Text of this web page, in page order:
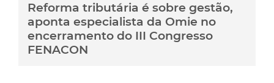
Reforma tributária é sobre gestão,
aponta especialista da Omie no
encerramento do III Congresso
FENACON